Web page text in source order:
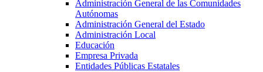
Administración General de las Comunidades
Autónomas
Administración General del Estado
Administración Local
Educación
Empresa Privada
Entidades Públicas Estatales